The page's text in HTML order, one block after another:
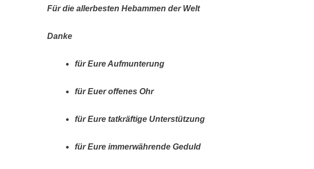
Für die allerbesten Hebammen der Welt
Danke
für Eure Aufmunterung
für Euer offenes Ohr
für Eure tatkräftige Unterstützung
für Eure immerwährende Geduld